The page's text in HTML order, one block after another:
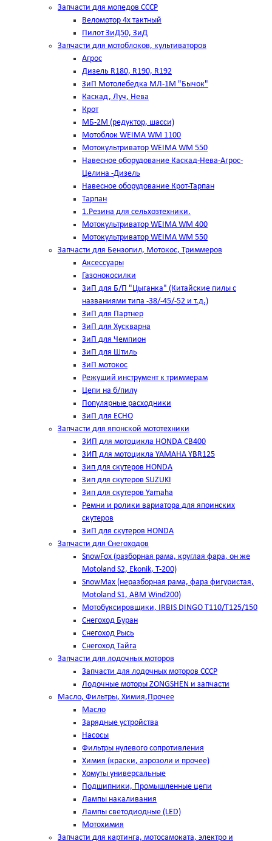
Запчасти для мопедов СССР
Веломотор 4х тактный
Пилот ЗиД50, ЗиД
Запчасти для мотоблоков, культиваторов
Агрос
Дизель R180, R190, R192
ЗиП Мотолебедка МЛ-1М "Бычок"
Каскад, Луч, Нева
Крот
МБ-2М (редуктор, шасси)
Мотоблок WEIMA WM 1100
Мотокультриватор WEIMA WM 550
Навесное оборудование Каскад-Нева-Агрос-
Целина -Дизель
Навесное оборудование Крот-Тарпан
Тарпан
1.Резина для сельхозтехники.
Мотокультриватор WEIMA WM 400
Мотокультриватор WEIMA WM 550
Запчасти для Бензопил, Мотокос, Триммеров
Аксессуары
Газонокосилки
ЗиП для Б/П "Цыганка" (Китайские пилы с
названиями типа -38/-45/-52 и т.д.)
ЗиП для Партнер
ЗиП для Хускварна
ЗиП для Чемпион
ЗиП для Штиль
ЗиП мотокос
Режущий инструмент к триммерам
Цепи на б/пилу
Популярные расходники
ЗиП для ЕСНО
Запчасти для японской мототехники
ЗИП для мотоцикла HONDA CB400
ЗИП для мотоцикла YAMAHA YBR125
Зип для скутеров HONDA
Зип для скутеров SUZUKI
Зип для скутеров Yamaha
Ремни и ролики вариатора для япоинских
скутеров
ЗиП для скутеров HONDA
Запчасти для Снегоходов
SnowFox (разборная рама, круглая фара, он же
Motoland S2, Ekonik, T-200)
SnowMax (неразборная рама, фара фигуристая,
Motoland S1, ABM Wind200)
Мотобуксировщики, IRBIS DINGO Т110/Т125/150
Снегоход Буран
Снегоход Рысь
Снегоход Тайга
Запчасти для лодочных моторов
Запчасти для лодочных моторов СССР
Лодочные моторы ZONGSHEN и запчасти
Масло, Фильтры, Химия,Прочее
Масло
Зарядные устройства
Насосы
Фильтры нулевого сопротивления
Химия (краски, аэрозоли и прочее)
Хомуты универсальные
Подшипники, Промышленные цепи
Лампы накаливания
Лампы светодиодные (LED)
Мотохимия
Запчасти для картинга, мотосамоката, электро и